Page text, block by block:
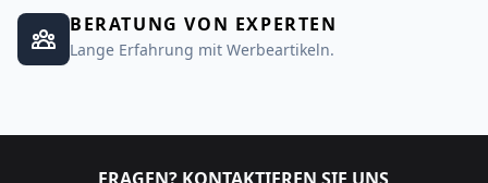
BERATUNG VON EXPERTEN
Lange Erfahrung mit Werbeartikeln.